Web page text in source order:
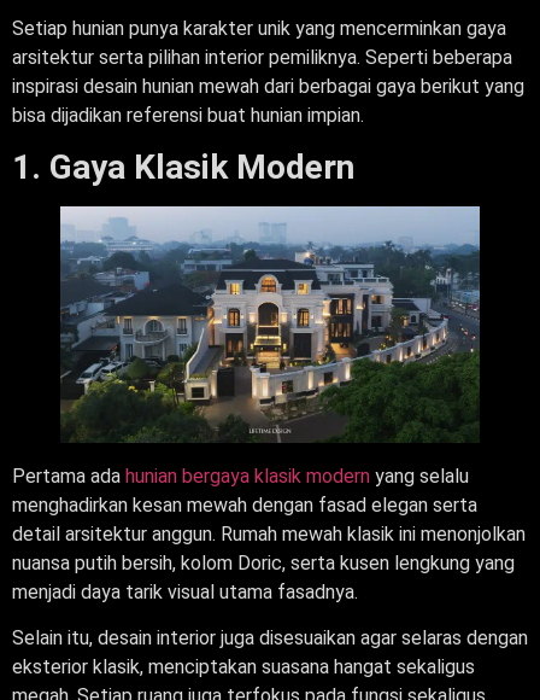
Setiap hunian punya karakter unik yang mencerminkan gaya
arsitektur serta pilihan interior pemiliknya. Seperti beberapa
inspirasi desain hunian mewah dari berbagai gaya berikut yang
bisa dijadikan referensi buat hunian impian.
1. Gaya Klasik Modern
Pertama ada hunian bergaya klasik modern yang selalu
menghadirkan kesan mewah dengan fasad elegan serta
detail arsitektur anggun. Rumah mewah klasik ini menonjolkan
nuansa putih bersih, kolom Doric, serta kusen lengkung yang
menjadi daya tarik visual utama fasadnya.
Selain itu, desain interior juga disesuaikan agar selaras dengan
eksterior klasik, menciptakan suasana hangat sekaligus